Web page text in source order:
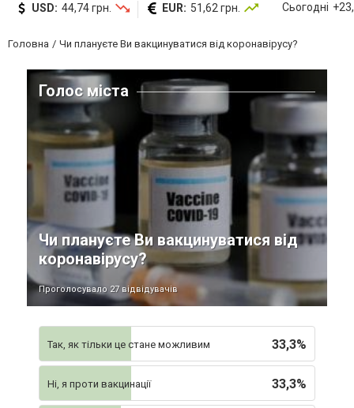
USD: 44,74 грн. EUR: 51,62 грн. Сьогодні
Головна Чи плануєте Ви вакцинуватися від коронавірусу?
Голос міста
Чи плануєте Ви вакцинуватися від
коронавірусу?
Проголосувало 27 відвідувачів
33,3%
Так, як тільки це стане можливим
33,3%
Ні, я проти вакцинації